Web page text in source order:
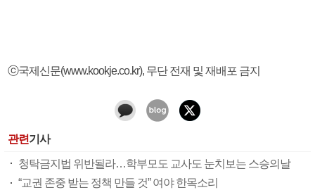
ⓒ국제신문(www.kookje.co.kr), 무단 전재 및 재배포 금지
관련기사
청탁금지법 위반될라…학부모도 교사도 눈치보는 스승의날
“교권 존중 받는 정책 만들 것” 여야 한목소리